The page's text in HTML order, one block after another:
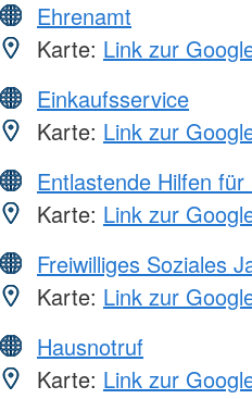
Ehrenamt
Karte: Link zur
Einkaufsservice
Karte: Link zur
Entlastende Hilfen
Karte: Link zur
Freiwilliges Soziales
Karte: Link zur
Hausnotruf
Karte: Link zur